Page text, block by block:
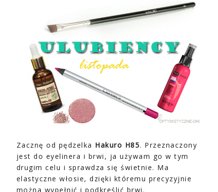
Zacznę od pędzelka Hakuro H85. Przeznaczony
jest do eyelinera i brwi, ja używam go w tym
drugim celu i sprawdza się świetnie. Ma
elastyczne włosie, dzięki któremu precyzyjnie
można wypełnić i podkreślić brwi.